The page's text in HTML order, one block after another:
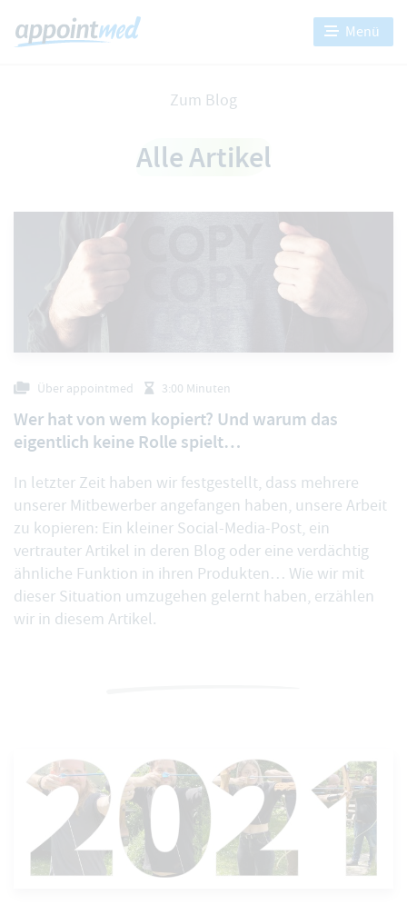
Menü
Zum Blog
Alle Artikel
Über appointmed 3:00 Minuten
Wer hat von wem kopiert? Und warum das
eigentlich keine Rolle spielt…
In letzter Zeit haben wir festgestellt, dass mehrere
unserer Mitbewerber angefangen haben, unsere Arbeit
zu kopieren: Ein kleiner Social-Media-Post, ein
vertrauter Artikel in deren Blog oder eine verdächtig
ähnliche Funktion in ihren Produkten… Wie wir mit
dieser Situation umzugehen gelernt haben, erzählen
wir in diesem Artikel.